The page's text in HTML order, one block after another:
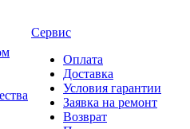
Сервис
Оплата
Доставка
Условия гарантии
Заявка на ремонт
Возврат